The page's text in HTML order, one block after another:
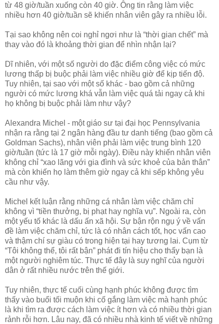
từ 48 giờ/tuần xuống còn 40 giờ. Ông tin rằng làm việc
nhiều hơn 40 giờ/tuần sẽ khiến nhân viên gây ra nhiều lỗi.
Tại sao không nên coi nghỉ ngơi như là “thời gian chết” mà
thay vào đó là khoảng thời gian để nhìn nhận lại?
Dĩ nhiên, với một số người do đặc điểm công việc có mức
lương thấp bị buộc phải làm việc nhiều giờ để kịp tiến độ.
Tuy nhiên, tại sao với một số khác - bao gồm cả những
người có mức lương khá vẫn làm việc quá tải ngay cả khi
họ không bị buộc phải làm như vậy?
Alexandra Michel - một giáo sư tại đại học Pennsylvania
nhận ra rằng tại 2 ngân hàng đầu tư danh tiếng (bao gồm cả
Goldman Sachs), nhân viên phải làm việc trung bình 120
giờ/tuần (tức là 17 giờ mỗi ngày). Điều này khiến nhân viên
không chỉ “xao lãng với gia đình và sức khoẻ của bản thân”
mà còn khiến họ làm thêm giờ ngay cả khi sếp không yêu
cầu như vậy.
Michel kết luận rằng những cá nhân làm việc chăm chỉ
không vì “tiền thưởng, bị phạt hay nghĩa vụ”. Ngoài ra, còn
một yếu tố khác là dấu ấn xã hội. Sự bận rộn ngụ ý về vấn
đề làm việc chăm chỉ, tức là có nhân cách tốt, học vấn cao
và thậm chí sự giàu có trong hiện tại hay tương lai. Cụm từ
“Tôi không thể, tôi rất bận” phát đi tín hiệu cho thấy bạn là
một người nghiêm túc. Thực tế đây là suy nghĩ của người
dân ở rất nhiều nước trên thế giới.
Tuy nhiên, thực tế cuối cùng hạnh phúc không được tìm
thấy vào buổi tối muộn khi cố gắng làm việc mà hạnh phúc
là khi tìm ra được cách làm việc ít hơn và có nhiều thời gian
rảnh rỗi hơn. Lâu nay, đã có nhiều nhà kinh tế viết về những